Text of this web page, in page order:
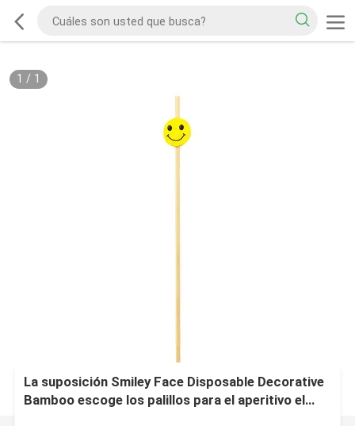
1 / 1
La suposición Smiley Face Disposable Decorative
Bamboo escoge los palillos para el aperitivo el